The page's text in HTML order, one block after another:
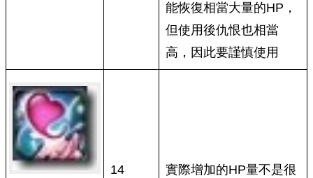
能恢復相當大量的HP，
但使用後仇恨也相當
高，因此要謹慎使用
14
實際增加的HP量不是很